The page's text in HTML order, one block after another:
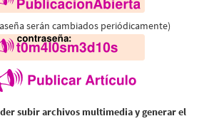
serán cambiados periódicamente)
subir archivos multimedia y generar el